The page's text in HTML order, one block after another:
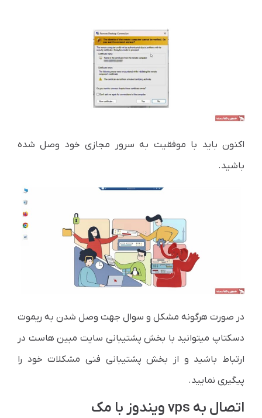
اکنون باید با موفقیت به سرور مجازی خود وصل شده
باشید.
در صورت هرگونه مشکل و سوال جهت وصل شدن به ریموت
دسکتاپ میتوانید با بخش پشتیبانی سایت مبین هاست در
ارتباط باشید و از بخش پشتیبانی فنی مشکلات خود را
پیگیری نمایید.
اتصال به vps ویندوز با مک